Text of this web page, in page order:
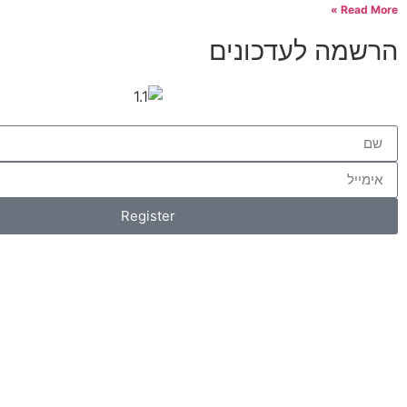
Read More »
הרשמה לעדכונים
Register